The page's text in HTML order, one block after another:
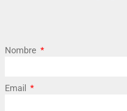
Nombre
Email